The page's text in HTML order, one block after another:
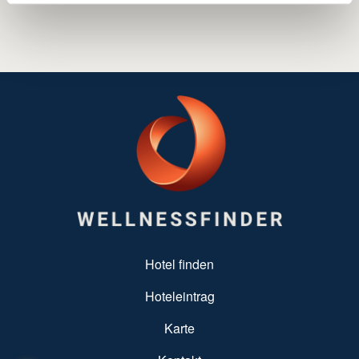
Hotel finden
Hoteleintrag
Karte